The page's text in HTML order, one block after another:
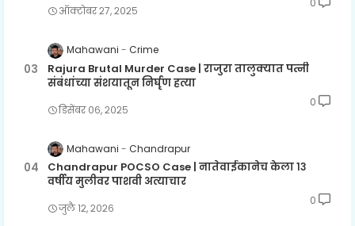
ऑक्टोबर २७, २०२५
0
Mahawani Crime
Rajura Brutal Murder Case | राजुरा तालुक्यात पत्नी
संबंधांच्या संशयातून निर्घृण हत्या
डिसेंबर ०६, २०२५
0
Mahawani Chandrapur
Chandrapur POCSO Case | नातेवाईकानेच केला १३
वर्षीय मुलीवर पाशवी अत्याचार
जुलै १२, २०२६
0